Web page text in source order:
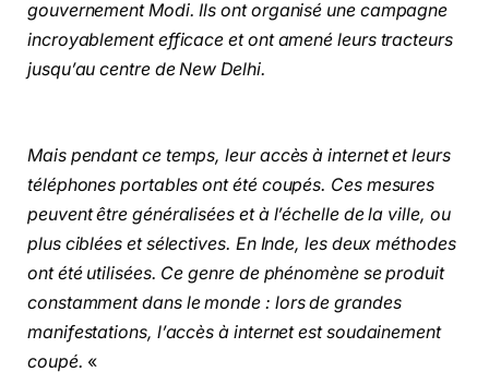
gouvernement Modi. Ils ont organisé une campagne
incroyablement efficace et ont amené leurs tracteurs
jusqu’au centre de New Delhi.
Mais pendant ce temps, leur accès à internet et leurs
téléphones portables ont été coupés. Ces mesures
peuvent être généralisées et à l’échelle de la ville, ou
plus ciblées et sélectives. En Inde, les deux méthodes
ont été utilisées. Ce genre de phénomène se produit
constamment dans le monde : lors de grandes
manifestations, l’accès à internet est soudainement
coupé. «